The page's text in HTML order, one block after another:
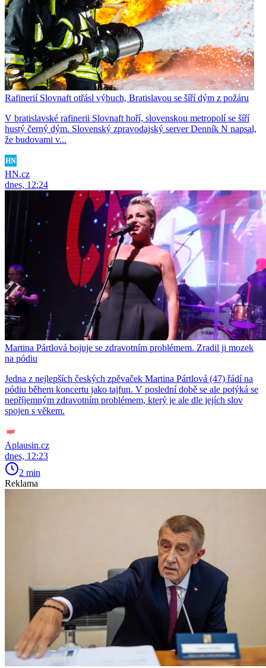
Rafinerií Slovnaft otřásl výbuch, Bratislavou se šíří dým z požáru
V bratislavské rafinerii Slovnaft hoří, slovenskou metropolí se šíří
hustý černý dým. Slovenský zpravodajský server Denník N napsal,
že budovami v...
HN.cz
dnes, 12:24
Martina Pártlová bojuje se zdravotním problémem. Zradil ji mozek
na pódiu
Jedna z nejlepších českých zpěvaček Martina Pártlová (47) řádí na
pódiu během koncertu jako tajfun. V poslední době se ale potýká se
nepříjemným zdravotním problémem, který je ale dle jejích slov
spojen s věkem.
Aplausin.cz
dnes, 12:23
2 min
Reklama